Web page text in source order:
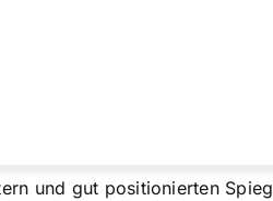
und gut positionierten